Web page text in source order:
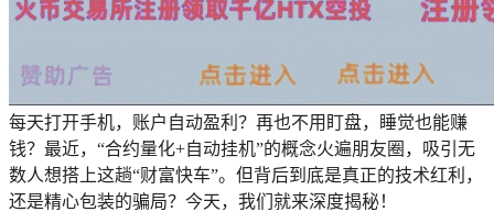
每天打开手机，账户自动盈利？再也不用盯盘，睡觉也能赚
钱？最近，“合约量化+自动挂机”的概念火遍朋友圈，吸引无
数人想搭上这趟“财富快车”。但背后到底是真正的技术红利，
还是精心包装的骗局？今天，我们就来深度揭秘！